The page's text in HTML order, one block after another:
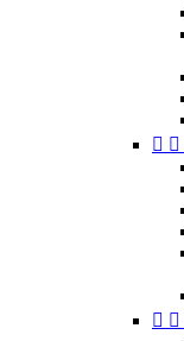
 
 